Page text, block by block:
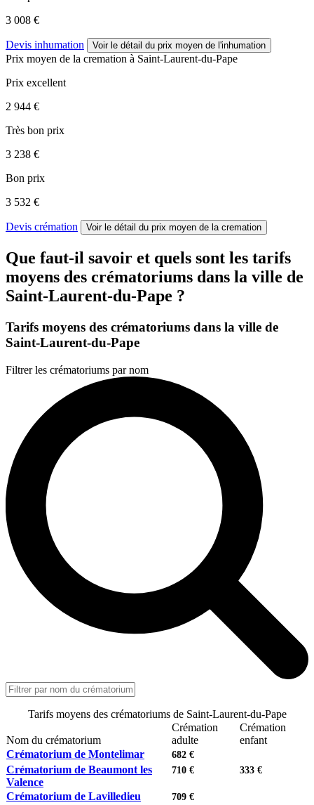
3 008 €
Devis inhumation Voir le détail du prix moyen de l'inhumation
Prix moyen de la cremation à Saint-Laurent-du-Pape
Prix excellent
2 944 €
Très bon prix
3 238 €
Bon prix
3 532 €
Devis crémation Voir le détail du prix moyen de la cremation
Que faut-il savoir et quels sont les tarifs
moyens des crématoriums dans la ville de
Saint-Laurent-du-Pape ?
Tarifs moyens des crématoriums dans la ville de
Saint-Laurent-du-Pape
Filtrer les crématoriums par nom
Tarifs moyens des crématoriums de Saint-Laurent-du-Pape
Nom du crématorium
Crémation
adulte
Crémation
enfant
Crématorium de Montelimar
682 €
Crématorium de Beaumont les
Valence
710 € 333 €
Crématorium de Lavilledieu 709 €